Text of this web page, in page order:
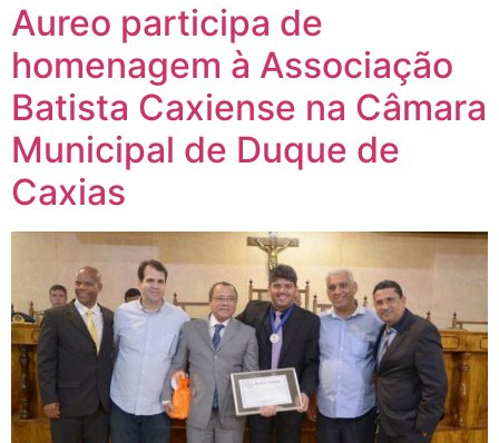
Aureo participa de
homenagem à Associação
Batista Caxiense na Câmara
Municipal de Duque de
Caxias